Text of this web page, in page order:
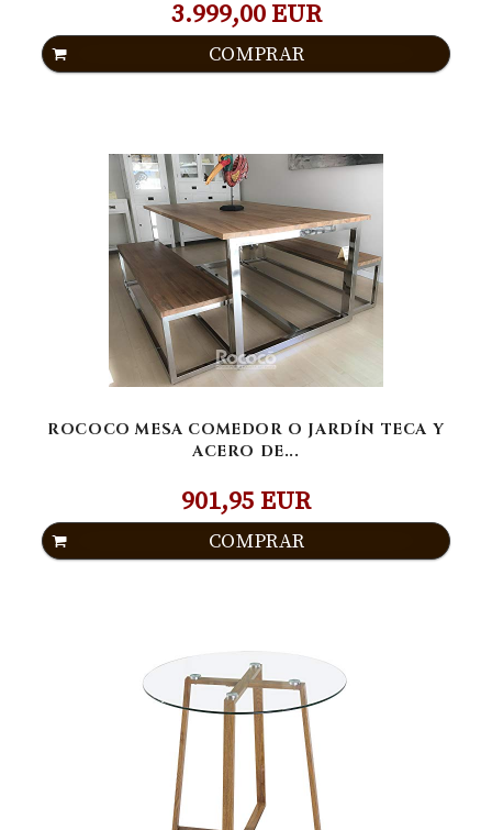
3.999,00 EUR
COMPRAR
ROCOCO MESA COMEDOR O JARDÍN TECA Y
ACERO DE...
901,95 EUR
COMPRAR